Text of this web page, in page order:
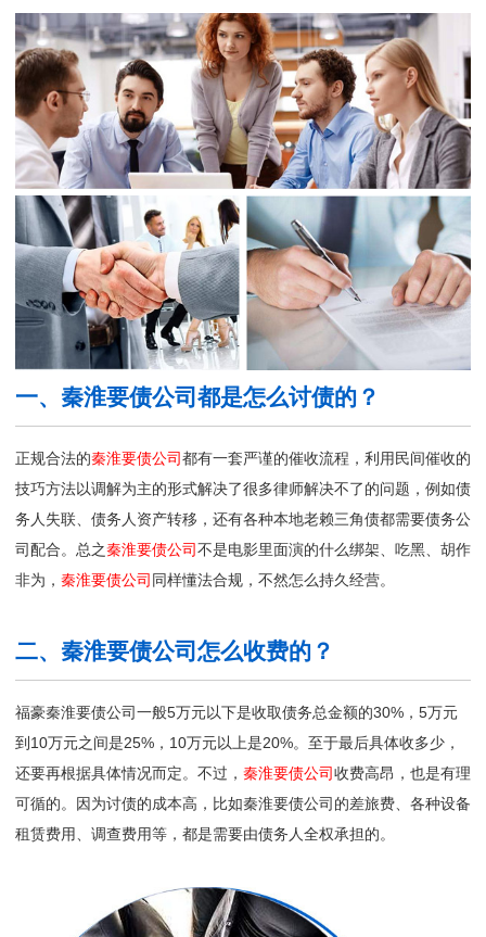
一、秦淮要债公司都是怎么讨债的？
正规合法的秦淮要债公司都有一套严谨的催收流程，利用民间催收的
技巧方法以调解为主的形式解决了很多律师解决不了的问题，例如债
务人失联、债务人资产转移，还有各种本地老赖三角债都需要债务公
司配合。总之秦淮要债公司不是电影里面演的什么绑架、吃黑、胡作
非为， 秦淮要债公司 同样懂法合规，不然怎么持久经营。
二、秦淮要债公司怎么收费的？
福豪秦淮要债公司一般5万元以下是收取债务总金额的30%，5万元
到10万元之间是25%，10万元以上是20%。至于最后具体收多少，
还要再根据具体情况而定。不过， 秦淮要债公司收费高昂，也是有理
可循的。因为讨债的成本高，比如秦淮要债公司的差旅费、各种设备
租赁费用、调查费用等，都是需要由债务人全权承担的。